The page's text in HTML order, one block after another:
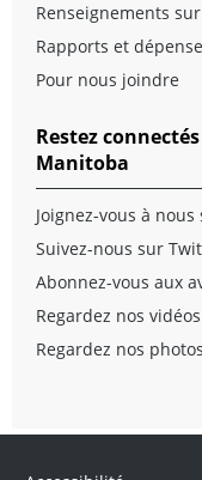
Renseignements
Rapports et
Pour nous joindre
Restez
Manitoba
Joignez-vous à nous
Suivez-nous sur
Abonnez-vous aux
Regardez nos
Regardez nos